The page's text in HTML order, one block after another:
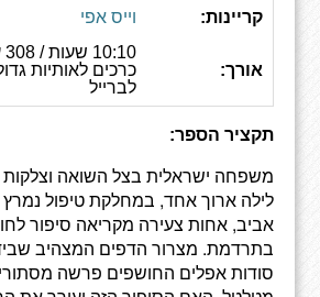
קריינות:
וייס אפי
אורך:
לברייל
תקציר הספר:
משפחה ישראלית בצל השואה
לילה ארוך אחד, במחלקת טיפול
אביב, אחות צעירה מקריאה סיפור
בתרדמת. מצרור הדפים המצהיב
סודות אפלים החושפים פרשה